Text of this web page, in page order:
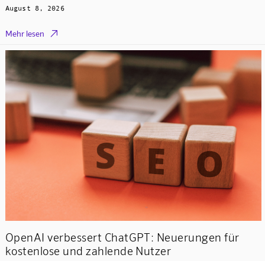
August 8, 2026
Mehr lesen 
OpenAI verbessert ChatGPT: Neuerungen für
kostenlose und zahlende Nutzer